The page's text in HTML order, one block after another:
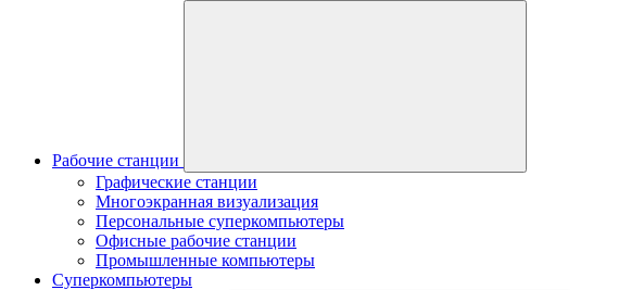
Рабочие станции
Графические станции
Многоэкранная визуализация
Персональные суперкомпьютеры
Офисные рабочие станции
Промышленные компьютеры
Суперкомпьютеры